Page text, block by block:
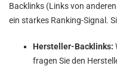
Backlinks (Links von
ein starkes Ranking-Signal.
Hersteller-Backlinks:
fragen Sie den